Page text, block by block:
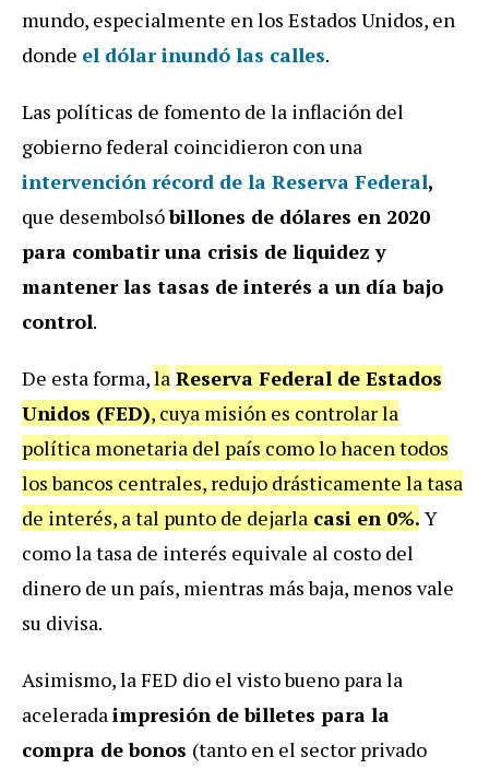
mundo, especialmente en los Estados Unidos, en
donde el dólar inundó las calles.
Las políticas de fomento de la inflación del
gobierno federal coincidieron con una
intervención récord de la Reserva Federal,
que desembolsóbillones de dólares en 2020
para combatir una crisis de liquidez y
mantener las tasas de interés a un día bajo
control.
De esta forma,la Reserva Federal de Estados
Unidos (FED), cuya misión es controlar la
política monetaria del país como lo hacen todos
los bancos centrales, redujo drásticamente la tasa
de interés, a tal punto de dejarla casi en 0%. Y
como la tasa de interés equivale al costo del
dinero de un país, mientras más baja, menos vale
su divisa.
Asimismo, la FED dio el visto bueno para la
aceleradaimpresión de billetes para la
compra de bonos (tanto en el sector privado